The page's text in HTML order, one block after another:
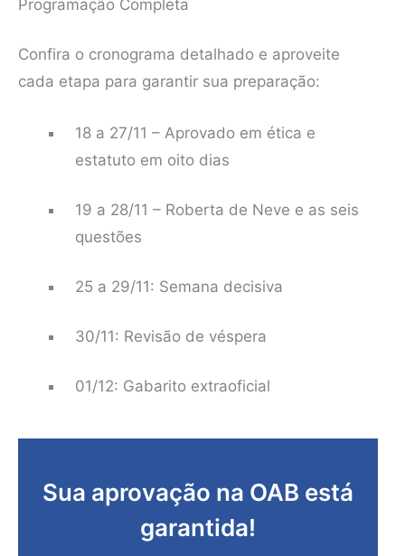
Programação Completa
Confira o cronograma detalhado e aproveite
cada etapa para garantir sua preparação:
18 a 27/11 – Aprovado em ética e
estatuto em oito dias
19 a 28/11 – Roberta de Neve e as seis
questões
25 a 29/11: Semana decisiva
30/11: Revisão de véspera
01/12: Gabarito extraoficial
Sua aprovação na OAB está
garantida!